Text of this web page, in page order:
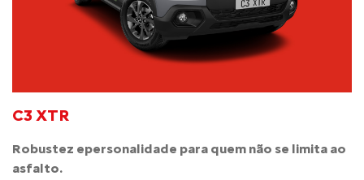
C3 XTR
Robustez epersonalidade para quem não se limita ao
asfalto.